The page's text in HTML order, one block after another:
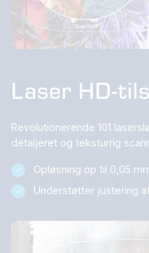
Laser HD-
Revolutionerende 101
detaljeret og teksturrig
Opløsning op til 0,05
Understøtter justering